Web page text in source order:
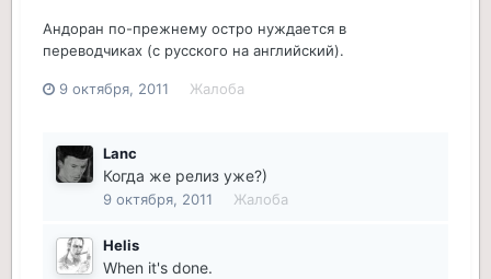
Андоран по-прежнему остро нуждается в
переводчиках (с русского на английский).
9 октября, 2011 Жалоба
Lanc
Когда же релиз уже?)
9 октября, 2011 Жалоба
Helis
When it's done.